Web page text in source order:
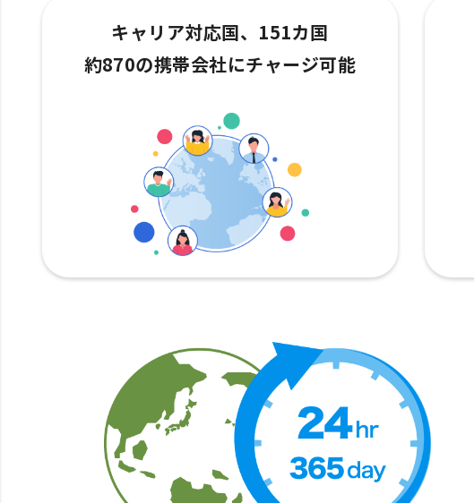
キャリア対応国、151カ国
約870の携帯会社にチャージ可能